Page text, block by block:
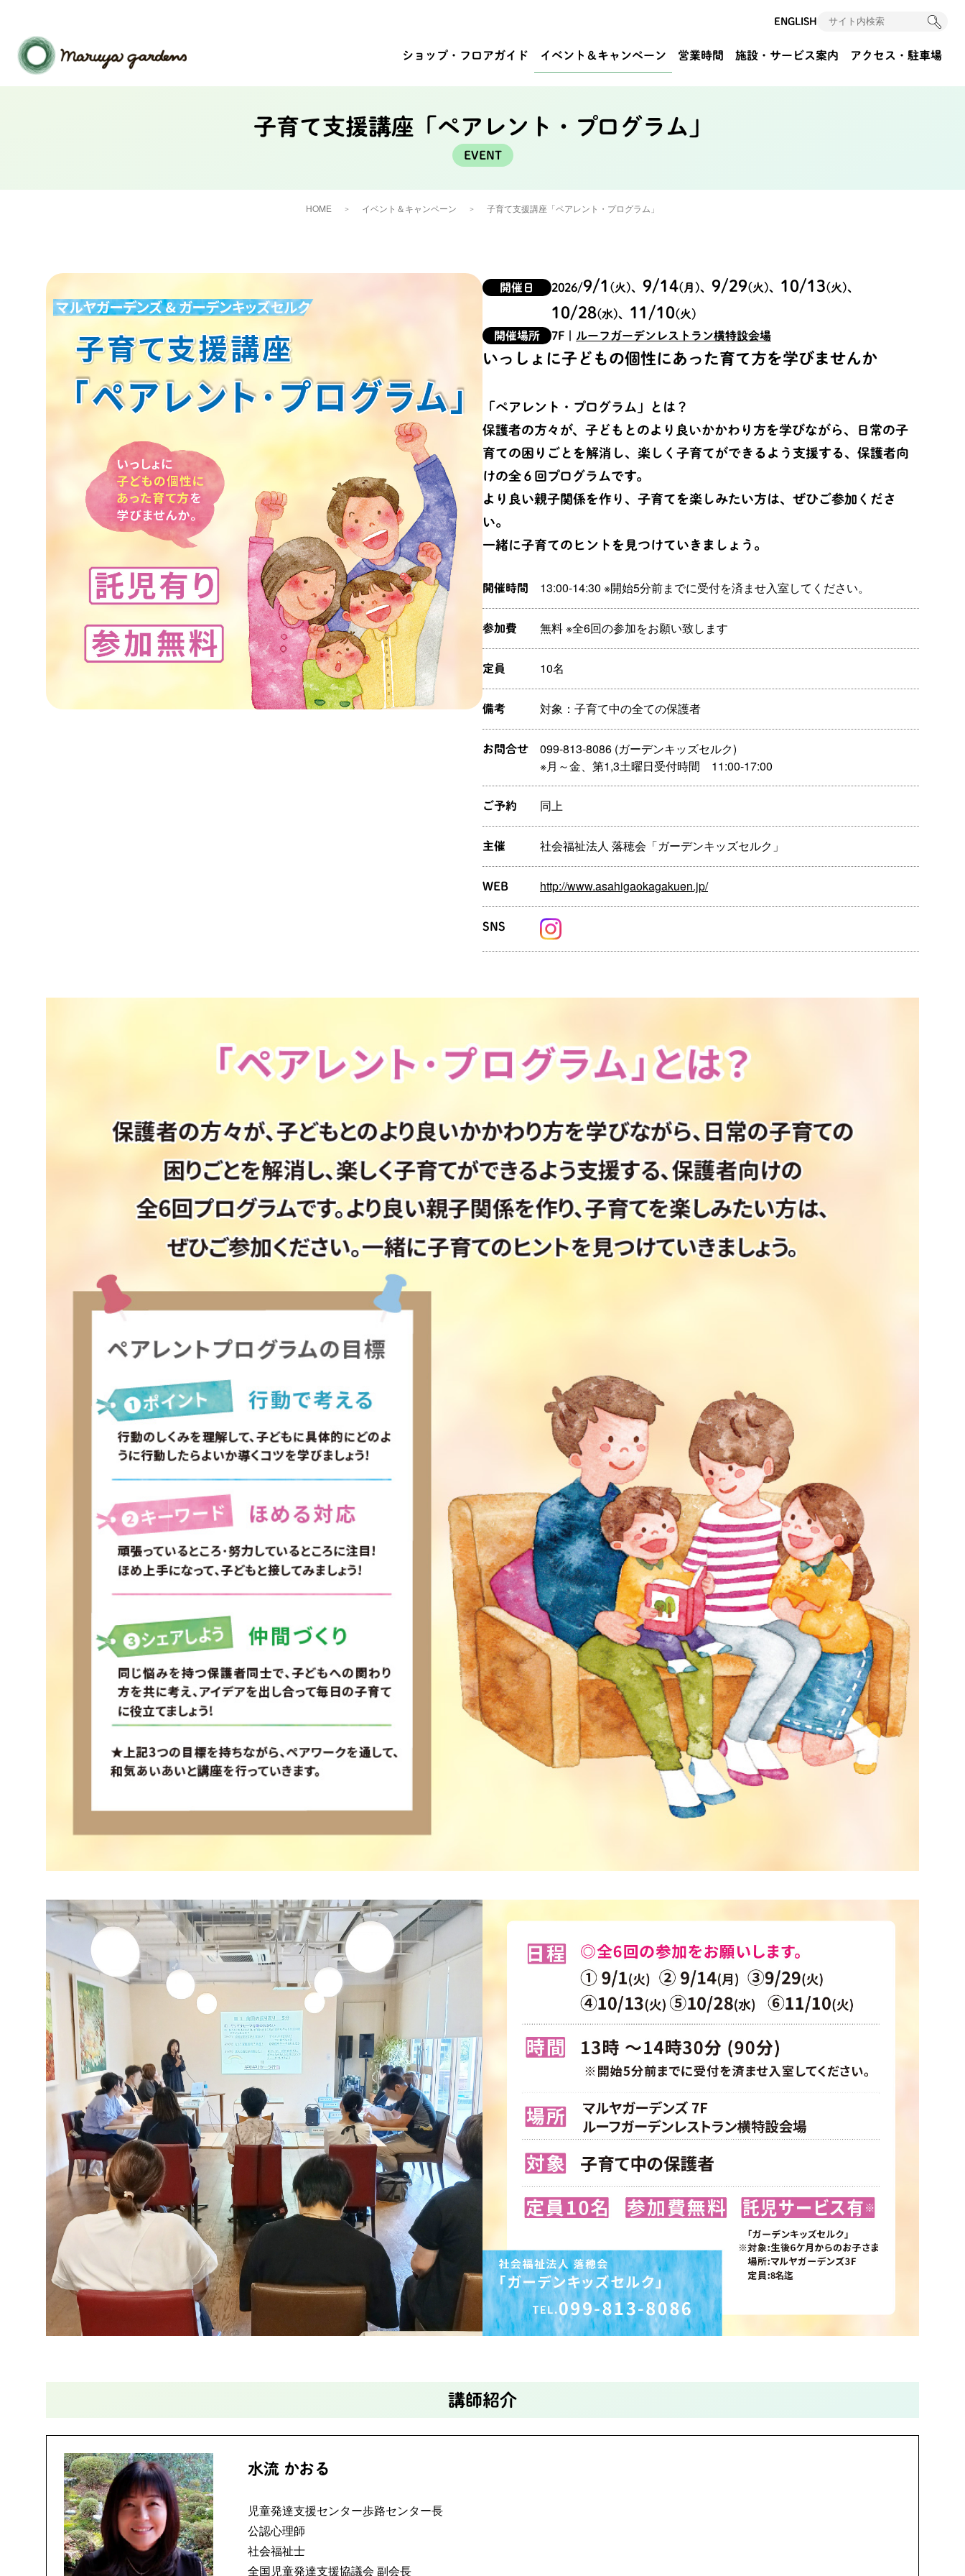
ENGLISH
ショップ・ フロアガイド イベント ＆キャンペーン 営業時間 施設・サービス案内 アクセス ・駐車場
子育て支援講座「ペアレント・プログラム」
HOME イベント＆キャンペーン 子育て支援講座「ペアレント・プログラム」
開催日 2026/9/1 (火)、 9/14(月)、 9/29(火)、 10/13(火)、
10/28(水)、 11/10(火)
開催場所
7F ルーフガーデンレストラン横特設会場
いっしょに子どもの個性にあった育て方を学びませんか
「ペアレント・プログラム」とは？
保護者の方々が、子どもとのより良いかかわり方を学びながら、日常の子
育ての困りごとを解消し、楽しく子育てができるよう支援する、保護者向
けの全６回プログラムです。
より良い親子関係を作り、子育てを楽しみたい方は、ぜひご参加くださ
い。
一緒に子育てのヒントを見つけていきましょう。
開催時間 13:00-14:30 ※開始5分前までに受付を済ませ入室してください。
参加費 無料 ※全6回の参加をお願い致します
定員 10名
備考 対象：子育て中の全ての保護者
お問合せ
099-813-8086 (ガーデンキッズセルク)
※月～金、第1,3土曜日受付時間 11:00-17:00
ご予約 同上
主催 社会福祉法人 落穂会「ガーデンキッズセルク」
WEB http://www.asahigaokagakuen.jp/
SNS
講師紹介
水流 かおる
児童発達支援センター歩路センター長
公認心理師
社会福祉士
全国児童発達支援協議会 副会長